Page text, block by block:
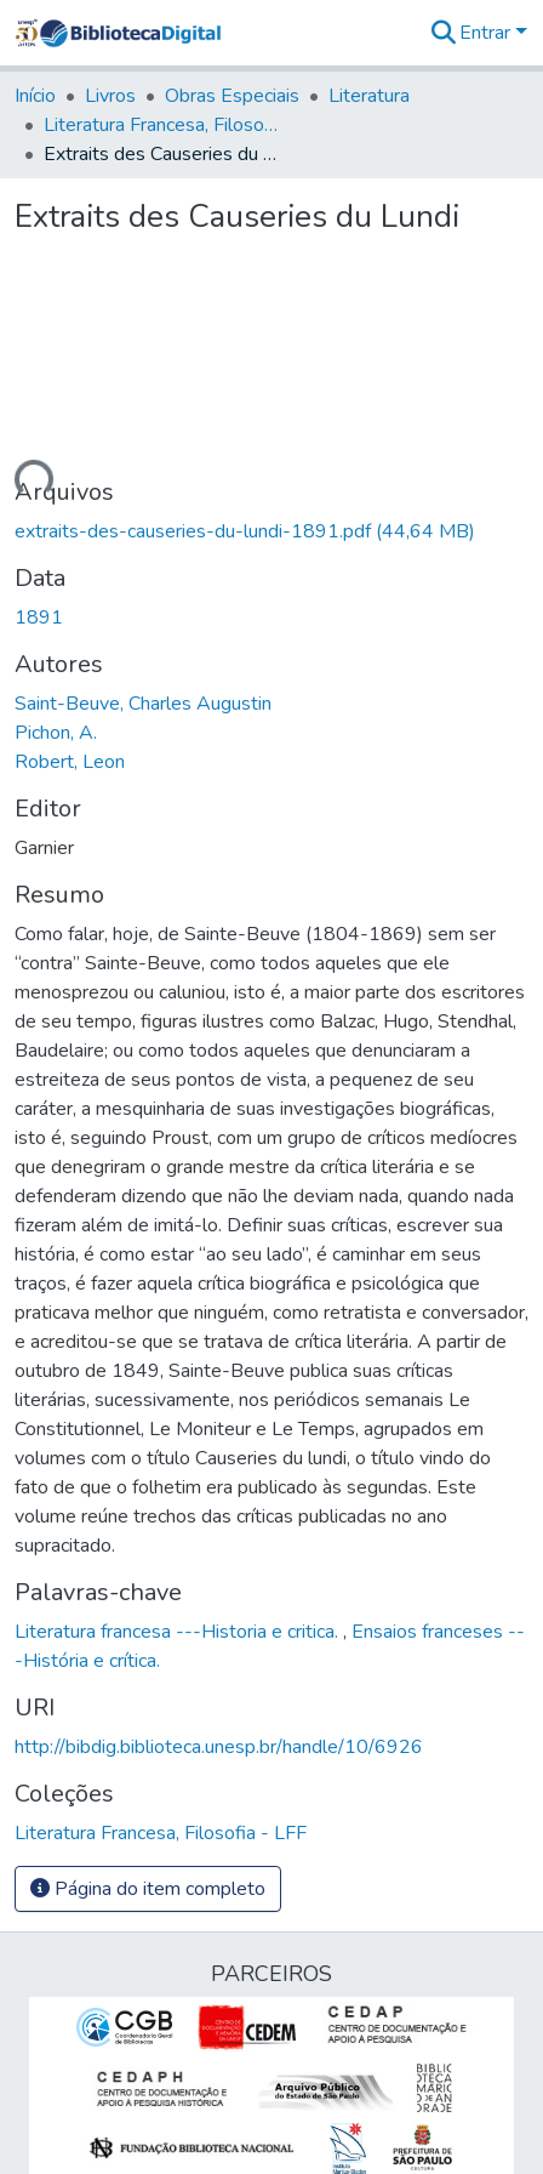
&
Coleções
Tudo na
Biblioteca
Estatísticas
Entrar
Início Livros Obras Especiais
Literatura
Literatura Francesa, Filosofia - LFF
Extraits des Causeries du Lundi
Extraits des Causeries du Lundi
Arquivos
extraits-des-causeries-du-lundi-1891.pdf(44,64 MB)
Data
1891
Autores
Saint-Beuve, Charles Augustin
Pichon, A.
Robert, Leon
Editor
Garnier
Resumo
Como falar, hoje, de Sainte-Beuve (1804-1869) sem ser
“contra” Sainte-Beuve, como todos aqueles que ele
menosprezou ou caluniou, isto é, a maior parte dos escritores
de seu tempo, figuras ilustres como Balzac, Hugo, Stendhal,
Baudelaire; ou como todos aqueles que denunciaram a
estreiteza de seus pontos de vista, a pequenez de seu
caráter, a mesquinharia de suas investigações biográficas,
isto é, seguindo Proust, com um grupo de críticos medíocres
que denegriram o grande mestre da crítica literária e se
defenderam dizendo que não lhe deviam nada, quando nada
fizeram além de imitá-lo. Definir suas críticas, escrever sua
história, é como estar “ao seu lado”, é caminhar em seus
traços, é fazer aquela crítica biográfica e psicológica que
praticava melhor que ninguém, como retratista e conversador,
e acreditou-se que se tratava de crítica literária. A partir de
outubro de 1849, Sainte-Beuve publica suas críticas
literárias, sucessivamente, nos periódicos semanais Le
Constitutionnel, Le Moniteur e Le Temps, agrupados em
volumes com o título Causeries du lundi, o título vindo do
fato de que o folhetim era publicado às segundas. Este
volume reúne trechos das críticas publicadas no ano
supracitado.
Palavras-chave
Literatura francesa ---Historia e critica. , Ensaios franceses --
-História e crítica.
URI
http://bibdig.biblioteca.unesp.br/handle/10/6926
Coleções
Literatura Francesa, Filosofia - LFF
Página do item completo
PARCEIROS